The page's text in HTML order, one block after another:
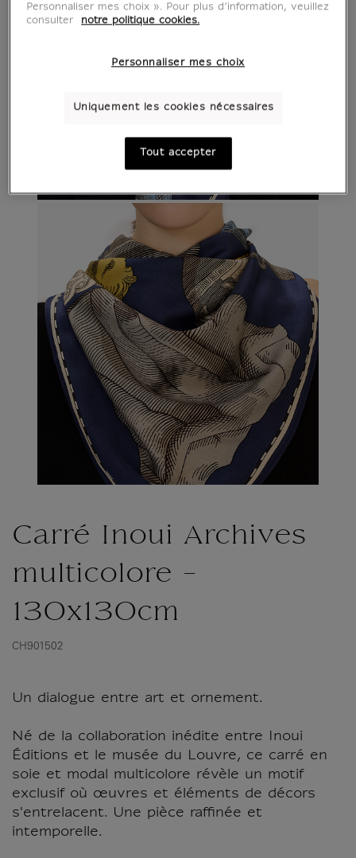
Carré Inoui Archives
multicolore -
130x130cm
CH901502
Un dialogue entre art et ornement.
Né de la collaboration inédite entre Inoui
Éditions et le musée du Louvre, ce carré en
soie et modal multicolore révèle un motif
exclusif où œuvres et éléments de décors
s'entrelacent. Une pièce raffinée et
intemporelle.
Personnaliser mes choix ». Pour plus d’information, veuillez
consulter
notre politique cookies.
Personnaliser mes choix
Uniquement les cookies nécessaires
Tout accepter